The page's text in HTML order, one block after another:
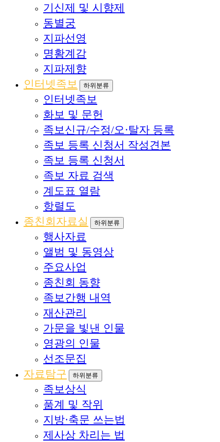
기신제 및 시향제
동별궁
지파선영
명황계감
지파제향
인터넷족보
하위분류
인터넷족보
화보 및 문헌
족보신규/수정/오·탈자 등록
족보 등록 신청서 작성견본
족보 등록 신청서
족보 자료 검색
계도표 열람
항렬도
종친회자료실
하위분류
행사자료
앨범 및 동영상
주요사업
종친회 동향
족보간행 내역
재산관리
가문을 빛낸 인물
영광의 인물
선조문집
자료탐구
하위분류
족보상식
품계 및 작위
지방·축문 쓰는법
제사상 차리는 법